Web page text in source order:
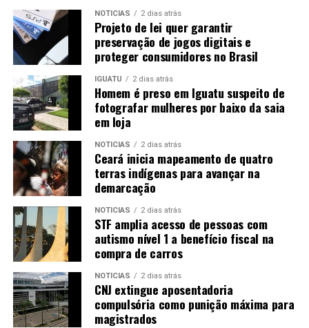
NOTICIAS 2 dias atrás
Projeto de lei quer garantir
preservação de jogos digitais e
proteger consumidores no Brasil
IGUATU 2 dias atrás
Homem é preso em Iguatu suspeito de
fotografar mulheres por baixo da saia
em loja
NOTICIAS 2 dias atrás
Ceará inicia mapeamento de quatro
terras indígenas para avançar na
demarcação
NOTICIAS 2 dias atrás
STF amplia acesso de pessoas com
autismo nível 1 a benefício fiscal na
compra de carros
NOTICIAS 2 dias atrás
CNJ extingue aposentadoria
compulsória como punição máxima para
magistrados